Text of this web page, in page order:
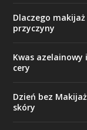
Dlaczego
przyczyny
Kwas azelainowy
cery
Dzień bez
skóry